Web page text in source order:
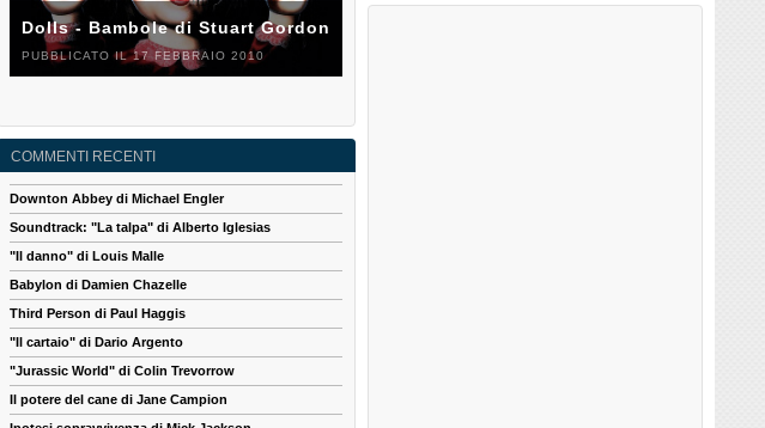
Dolls - Bambole di Stuart Gordon
PUBBLICATO IL 17 FEBBRAIO 2010
COMMENTI RECENTI
Downton Abbey di Michael Engler
Soundtrack: "La talpa" di Alberto Iglesias
"Il danno" di Louis Malle
Babylon di Damien Chazelle
Third Person di Paul Haggis
"Il cartaio" di Dario Argento
"Jurassic World" di Colin Trevorrow
Il potere del cane di Jane Campion